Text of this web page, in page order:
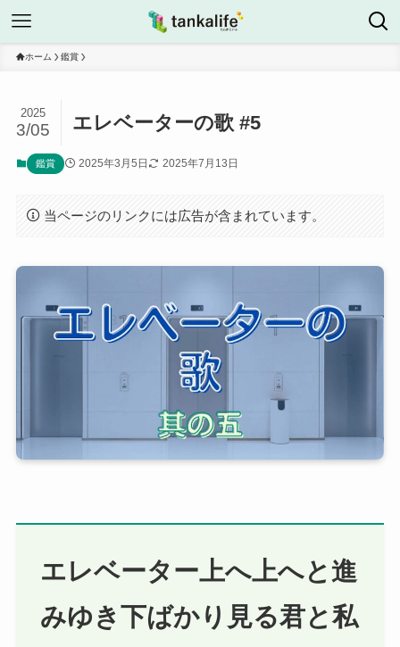
ホーム 鑑賞
エレベーターの歌 #5
2025
3/05
鑑賞 2025年3月5日 2025年7月13日
当ページのリンクには広告が含まれています。
エレベーター上へ上へと進
みゆき下ばかり見る君と私